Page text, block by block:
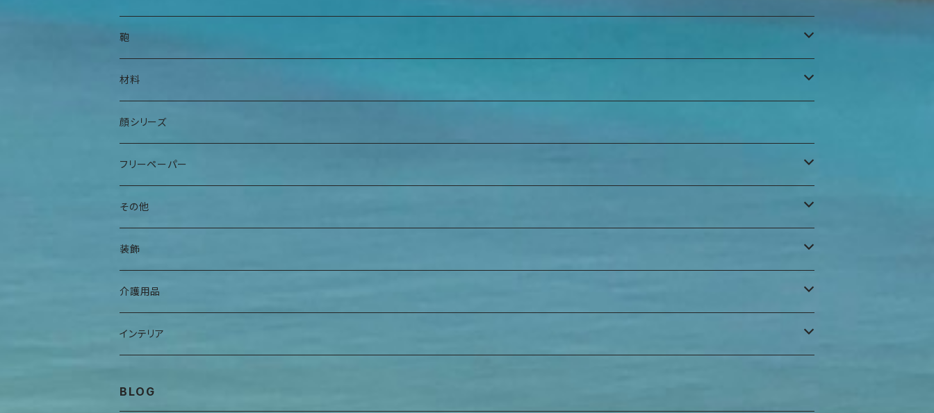
身上衣
身下衣
肌着
帽子
髪留め
巻物
ヘアバンド
鞄
腰鞄
肩掛け鞄
袋物
その他
材料
手染糸
顔シリーズ
フリーペーパー
夕焼けアパート
その他
曼荼羅マース玉
ハンギングインテリア
ヒーリングアイテム
装飾
腕輪
首巻物
介護用品
ウロガードカバー
インテリア
BLOG